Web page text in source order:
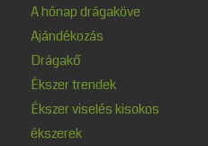
A hónap drágaköve
Ajándékozás
Drágakő
Ékszer trendek
Ékszer viselés kisokos
ékszerek